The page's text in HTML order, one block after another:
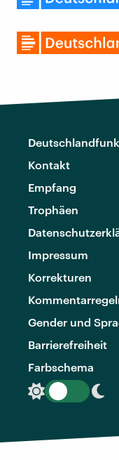
Kontakt
Empfang
Trophäen
Impressum
Korrekturen
Gender und
Barrierefreiheit
Farbschema